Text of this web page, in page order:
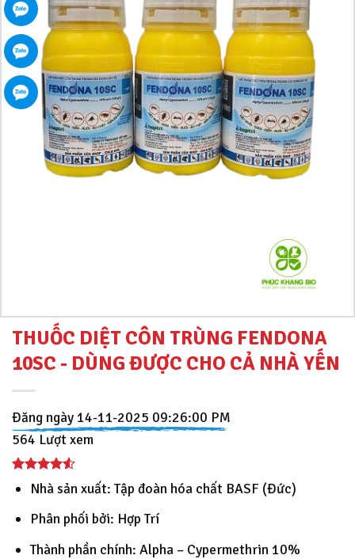
THUỐC DIỆT CÔN TRÙNG FENDONA
10SC - DÙNG ĐƯỢC CHO CẢ NHÀ YẾN
Đăng ngày 14-11-2025 09:26:00 PM
564 Lượt xem
Nhà sản xuất: Tập đoàn hóa chất BASF (Đức)
Phân phối bởi: Hợp Trí
Thành phần chính: Alpha – Cypermethrin 10%